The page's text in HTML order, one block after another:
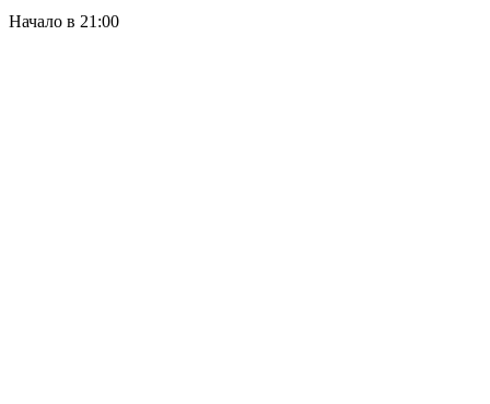
Начало в 21:00